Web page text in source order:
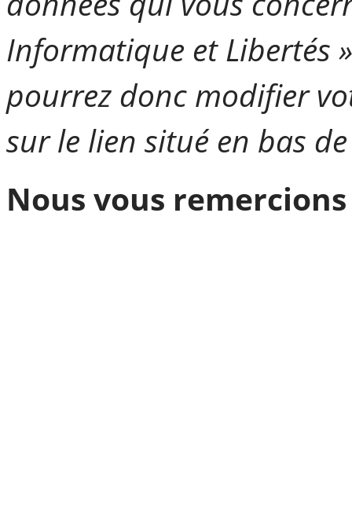
Informatique et Libertés
pourrez donc modifier
sur le lien situé en bas
Nous vous